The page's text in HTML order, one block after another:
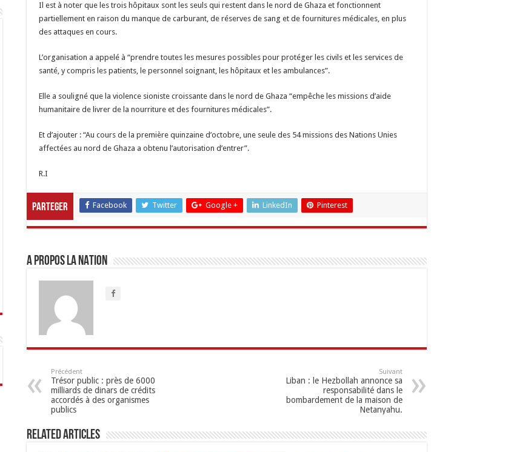
Il est à noter que les trois hôpitaux sont les seuls qui restent dans le nord de Ghaza et fonctionnent
partiellement en raison du manque de carburant, de réserves de sang et de fournitures médicales, en plus
des attaques en cours.
L’organisation a appelé à “prendre toutes les mesures possibles pour protéger les civils et les services de
santé, y compris les patients, le personnel soignant, les hôpitaux et les ambulances”.
Elle a souligné que la violence sioniste croissante dans le nord de Ghaza “empêche les missions d’aide
humanitaire de livrer de la nourriture et des fournitures médicales”.
Et d’ajouter : “Au cours de la première quinzaine d’octobre, une seule des 54 missions des Nations Unies
affectées au nord de Ghaza a obtenu l’autorisation d’entrer”.
R.I
Parteger Facebook Twitter Google + LinkedIn Pinterest
A propos LA NATION
Précédent
Trésor public : près de 6000
milliards de dinars de crédits
accordés à des organismes
publics
Suivant
Liban : le Hezbollah annonce sa
responsabilité dans le
bombardement de la maison de
Netanyahu.
Related Articles